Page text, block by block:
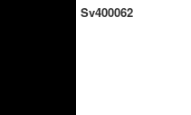
Sv400062